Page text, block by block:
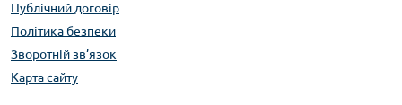
Публічний договір
Політика безпеки
Зворотній зв’язок
Карта сайту